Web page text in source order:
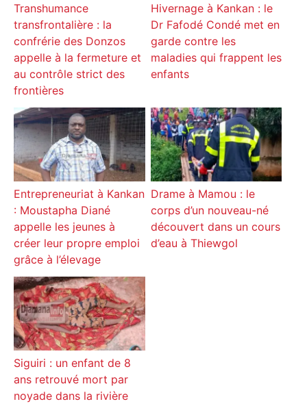
Transhumance
transfrontalière : la
confrérie des Donzos
appelle à la fermeture et
au contrôle strict des
frontières
Hivernage à Kankan : le
Dr Fafodé Condé met en
garde contre les
maladies qui frappent les
enfants
Entrepreneuriat à Kankan
: Moustapha Diané
appelle les jeunes à
créer leur propre emploi
grâce à l’élevage
Drame à Mamou : le
corps d’un nouveau-né
découvert dans un cours
d’eau à Thiewgol
Siguiri : un enfant de 8
ans retrouvé mort par
noyade dans la rivière